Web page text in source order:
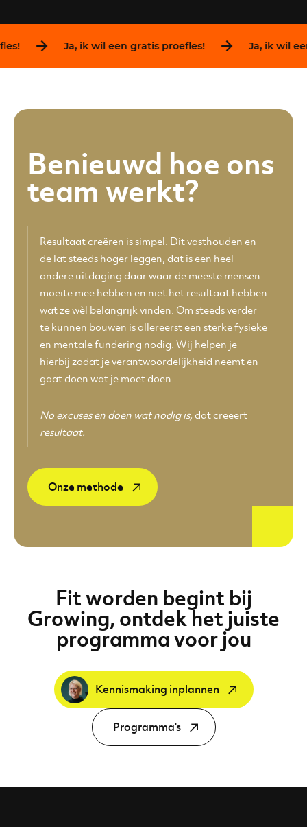
Ja, ik wil een gratis proefles! Ja, ik wil een gratis
Benieuwd hoe ons
team werkt?
Resultaat creëren is simpel. Dit vasthouden en
de lat steeds hoger leggen, dat is een heel
andere uitdaging daar waar de meeste mensen
moeite mee hebben en niet het resultaat hebben
wat ze wèl belangrijk vinden. Om steeds verder
te kunnen bouwen is allereerst een sterke fysieke
en mentale fundering nodig. Wij helpen je
hierbij zodat je verantwoordelijkheid neemt en
gaat doen wat je moet doen.
No excuses en doen wat nodig is, dat creëert
resultaat.
Onze methode
Fit worden begint bij
Growing, ontdek het juiste
programma voor jou
Kennismaking inplannen
Programma's